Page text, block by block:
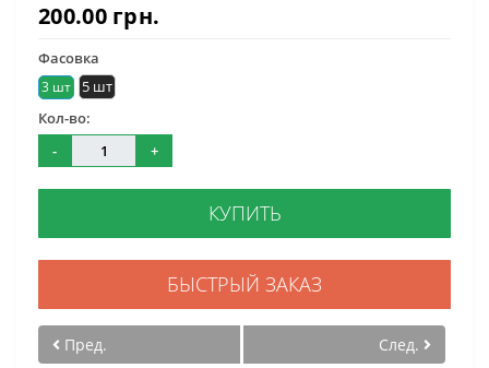
200.00 грн.
Фасовка
3 шт
5 шт
Кол-во:
-
+
КУПИТЬ
БЫСТРЫЙ ЗАКАЗ
Пред. След.